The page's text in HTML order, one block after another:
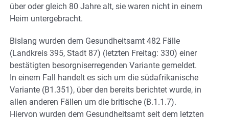
über oder gleich 80 Jahre alt, sie waren nicht in einem
Heim untergebracht.
Bislang wurden dem Gesundheitsamt 482 Fälle
(Landkreis 395, Stadt 87) (letzten Freitag: 330) einer
bestätigten besorgniserregenden Variante gemeldet.
In einem Fall handelt es sich um die südafrikanische
Variante (B1.351), über den bereits berichtet wurde, in
allen anderen Fällen um die britische (B.1.1.7).
Hiervon wurden dem Gesundheitsamt seit dem letzten